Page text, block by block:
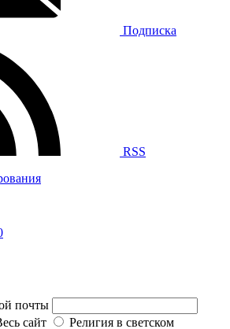
Подписка
RSS
почты
сайт Религия в светском